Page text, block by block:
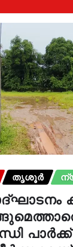
തൃശൂർ